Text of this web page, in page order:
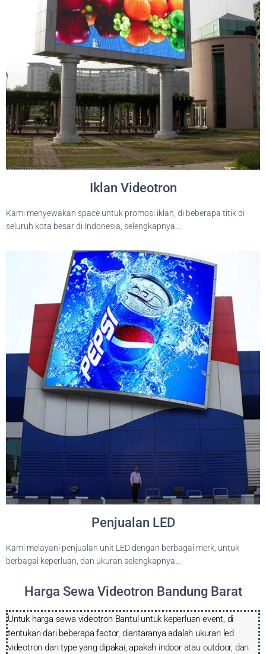
Iklan Videotron
Kami menyewakan space untuk promosi iklan, di beberapa titik di
seluruh kota besar di Indonesia, selengkapnya…
Penjualan LED
Kami melayani penjualan unit LED dengan berbagai merk, untuk
berbagai keperluan, dan ukuran selengkapnya…
Harga Sewa Videotron Bandung Barat
Untuk harga sewa videotron Bantul untuk keperluan event, di
tentukan dari beberapa factor, diantaranya adalah ukuran led
videotron dan type yang dipakai, apakah indoor atau outdoor, dan